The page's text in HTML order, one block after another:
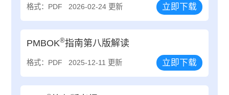
格式：PDF 2026-02-24 更新 立即下载
PMBOK®指南第八版解读
格式：PDF 2025-12-11 更新 立即下载